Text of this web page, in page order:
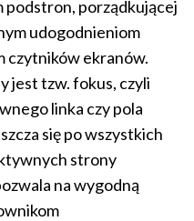
podstron, porządkującej
udogodnieniom
czytników ekranów.
jest tzw. fokus, czyli
linka czy pola
się po wszystkich
strony
na wygodną